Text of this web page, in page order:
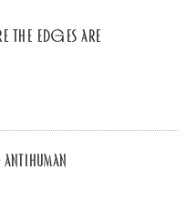
The Edges Are
Antihuman